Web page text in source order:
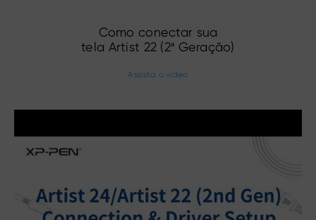
Como conectar sua
tela Artist 22 (2ª Geração)
Assista o vídeo